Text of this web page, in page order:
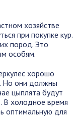
хозяйстве
при покупке кур.
пород. Это
особям.
хорошо
Но они должны
цыплята будут
В холодное время
оптимальную для